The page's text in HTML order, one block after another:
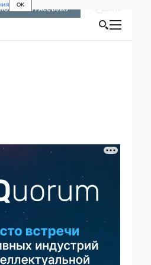
OK
РАССЫЛКУ